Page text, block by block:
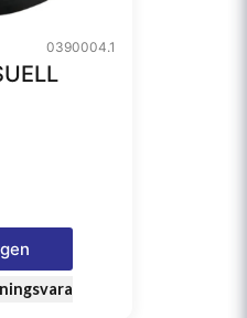
0390004.1